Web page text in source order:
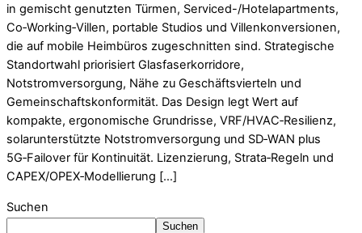
in gemischt genutzten Türmen, Serviced-/Hotelapartments,
Co‑Working‑Villen, portable Studios und Villenkonversionen,
die auf mobile Heimbüros zugeschnitten sind. Strategische
Standortwahl priorisiert Glasfaserkorridore,
Notstromversorgung, Nähe zu Geschäftsvierteln und
Gemeinschaftskonformität. Das Design legt Wert auf
kompakte, ergonomische Grundrisse, VRF/HVAC‑Resilienz,
solarunterstützte Notstromversorgung und SD‑WAN plus
5G‑Failover für Kontinuität. Lizenzierung, Strata‑Regeln und
CAPEX/OPEX‑Modellierung […]
Suchen
Suchen